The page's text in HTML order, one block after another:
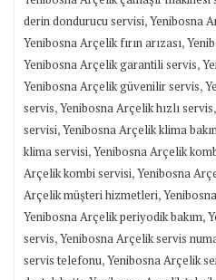
derin dondurucu servisi,Yenibosna
Yenibosna Arçelik fırın arızası,
Yenibosna Arçelik garantili servis,
Yenibosna Arçelik güvenilir servis,
servis,Yenibosna Arçelik hızlı servis,
servisi,Yenibosna Arçelik klima
klima servisi,Yenibosna Arçelik
Arçelik kombi servisi,Yenibosna
Arçelik müşteri hizmetleri,
Yenibosna Arçelik periyodik bakım,
servis,Yenibosna Arçelik servis
servis telefonu,Yenibosna Arçelik